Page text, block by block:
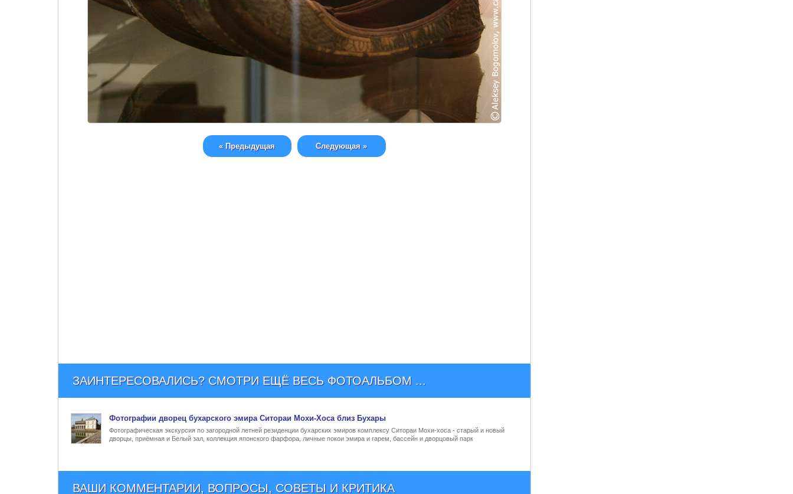
« Предыдущая Следующая »
ЗАИНТЕРЕСОВАЛИСЬ? СМОТРИ ЕЩЁ ВЕСЬ ФОТОАЛЬБОМ ...
Фотографии дворец бухарского эмира Ситораи Мохи-Хоса близ Бухары
Фотографическая экскурсия по загородной летней резиденции бухарских эмиров комплексу Ситораи Мохи-хоса - старый и новый
дворцы, приёмная и Белый зал, коллекция японского фарфора, личные покои эмира и гарем, бассейн и дворцовый парк
ВАШИ КОММЕНТАРИИ, ВОПРОСЫ, СОВЕТЫ И КРИТИКА